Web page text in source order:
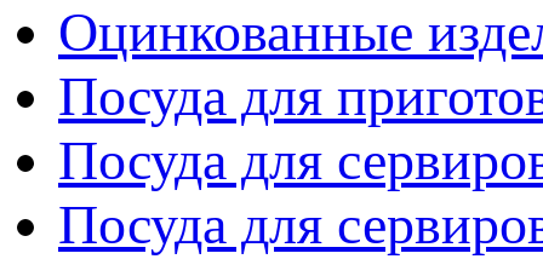
Оцинкованные
Посуда для
Посуда для
Посуда для